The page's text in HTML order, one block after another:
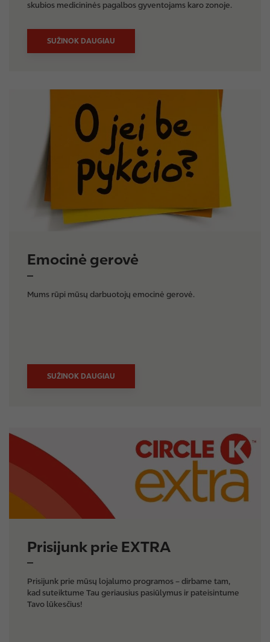
skubios medicininės pagalbos gyventojams karo zonoje.
SUŽINOK DAUGIAU
Emocinė gerovė
Mums rūpi mūsų darbuotojų emocinė gerovė.
SUŽINOK DAUGIAU
I
a
e
Prisijunk prie EXTRA
Prisijunk prie mūsų lojalumo programos – dirbame tam,
kad suteiktume Tau geriausius pasiūlymus ir pateisintume
Tavo lūkesčius!